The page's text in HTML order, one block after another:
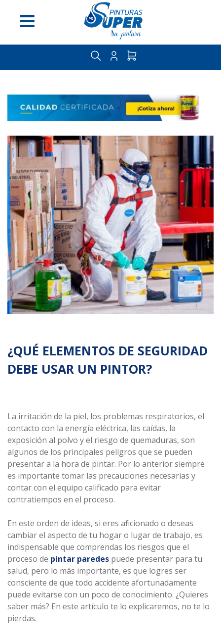
Inicio
Nosotros
Guía
del
pintor
Contáctenos
Categorías
Línea
Automotriz
Línea
Madera
Línea
Arquitectónica
Línea
Materias
¿QUÉ ELEMENTOS DE SEGURIDAD
DEBE USAR UN PINTOR?
La irritación de la piel, los problemas respiratorios, el
contacto con la energía eléctrica, las caídas, la
exposición al polvo y el riesgo de quemaduras, son
algunos de los principales peligros que se pueden
presentar a la hora de pintar. Por lo anterior siempre
es importante tomar las precauciones necesarias y
contar con el equipo calificado para evitar
contratiempos en el proceso.
En este orden de ideas, si eres aficionado o deseas
cambiar el aspecto de tu hogar o lugar de trabajo, es
indispensable que comprendas los riesgos que el
proceso de pintar paredes puede presentar para tu
salud, pero lo más importante, es que logres ser
consciente de que todo accidente afortunadamente
puede evitarse con un poco de conocimiento. ¿Quieres
saber más? En este artículo te lo explicaremos, no te lo
pierdas.